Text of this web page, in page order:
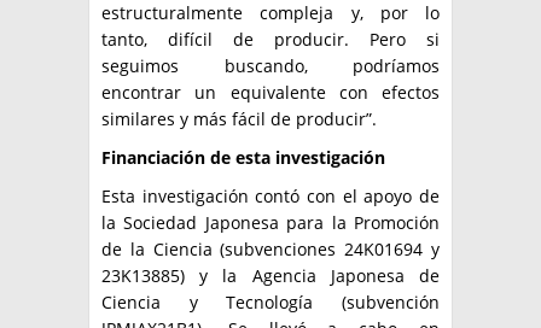
estructuralmente compleja y, por lo
tanto, difícil de producir. Pero si
seguimos buscando, podríamos
encontrar un equivalente con efectos
similares y más fácil de producir”.
Financiación de esta investigación
Esta investigación contó con el apoyo de
la Sociedad Japonesa para la Promoción
de la Ciencia (subvenciones 24K01694 y
23K13885) y la Agencia Japonesa de
Ciencia y Tecnología (subvención